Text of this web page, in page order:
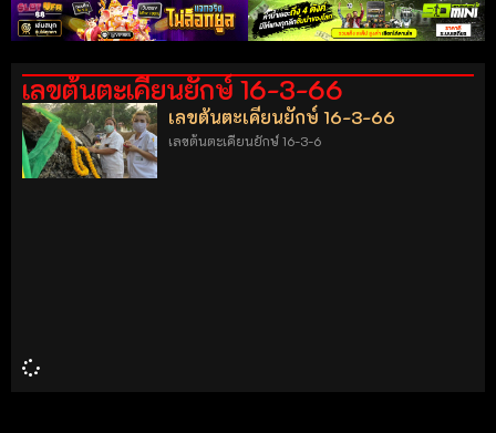
เลขต้นตะเคียนยักษ์ 16-3-66
เลขต้นตะเคียนยักษ์ 16-3-66
เลขต้นตะเคียนยักษ์ 16-3-6